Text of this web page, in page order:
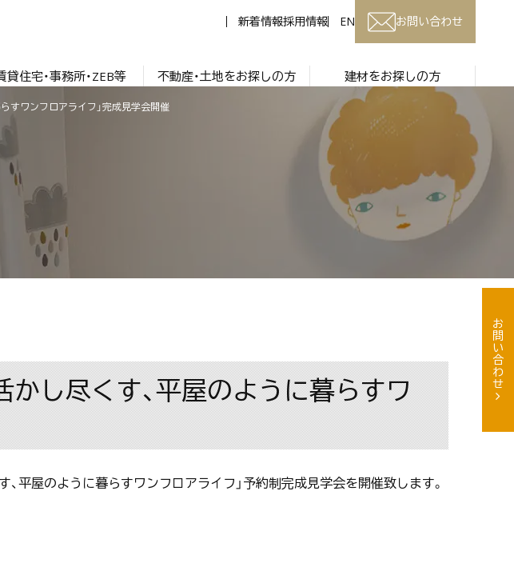
新着情報採用情報 EN お問い合わせ
貸住宅・事務所・ZEB等 不動産・土地をお探しの方 建材をお探しの方
すワンフロアライフ」完成見学会開催
かし尽くす、平屋のように暮らすワ
、平屋のように暮らすワンフロアライフ」予約制完成見学会を開催致します。
お問い合わせ